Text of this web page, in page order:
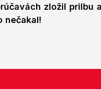
zložil prilbu
nečakal!